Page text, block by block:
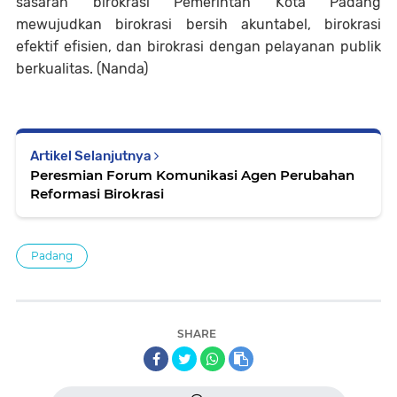
mewujudkan birokrasi bersih akuntabel, birokrasi
efektif efisien, dan birokrasi dengan pelayanan publik
berkualitas. (Nanda)
Artikel Selanjutnya
Peresmian Forum Komunikasi Agen Perubahan
Reformasi Birokrasi
Padang
SHARE